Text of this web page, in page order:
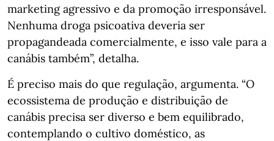
marketing agressivo e da promoção irresponsável.
Nenhuma droga psicoativa deveria ser
propagandeada comercialmente, e isso vale para a
canábis também”, detalha.
É preciso mais do que regulação, argumenta. “O
ecossistema de produção e distribuição de
canábis precisa ser diverso e bem equilibrado,
contemplando o cultivo doméstico, as